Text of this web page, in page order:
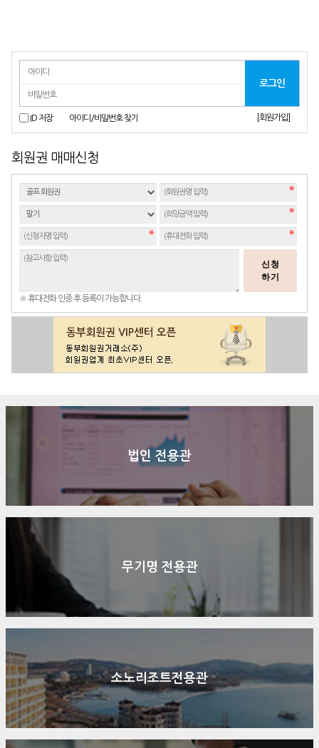
ID 저장 아이디/비밀번호 찾기 [회원가입]
회원권 매매신청
신청
하기
※ 휴대전화 인증 후 등록이 가능합니다.
법인 전용관
무기명 전용관
소노리조트전용관